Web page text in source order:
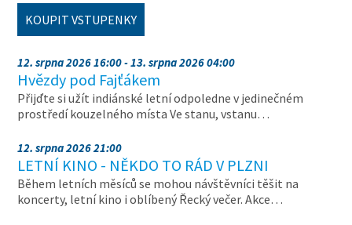
KOUPIT VSTUPENKY
12. srpna 2026 16:00 - 13. srpna 2026 04:00
Hvězdy pod Fajťákem
Přijďte si užít indiánské letní odpoledne v jedinečném
prostředí kouzelného místa Ve stanu, vstanu…
12. srpna 2026 21:00
LETNÍ KINO - NĚKDO TO RÁD V PLZNI
Během letních měsíců se mohou návštěvníci těšit na
koncerty, letní kino i oblíbený Řecký večer. Akce…